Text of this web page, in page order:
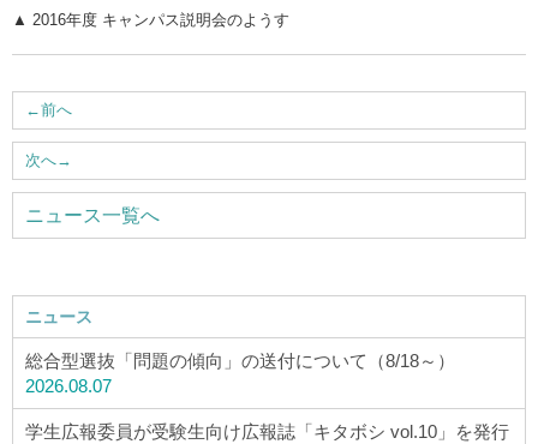
サイトマップ
▲ 2016年度 キャンパス説明会のようす
←前へ
次へ→
ニュース一覧へ
ニュース
総合型選抜「問題の傾向」の送付について（8/18～）
2026.08.07
学生広報委員が受験生向け広報誌「キタボシ vol.10」を発行